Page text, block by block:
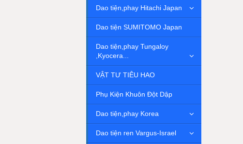
Dao tiện,phay Hitachi Japan
Dao tiện SUMITOMO Japan
Dao tiện,phay Tungaloy
,Kyocera...
VẬT TƯ TIÊU HAO
Phụ Kiện Khuôn Đột Dập
Dao tiện,phay Korea
Dao tiện ren Vargus-Israel